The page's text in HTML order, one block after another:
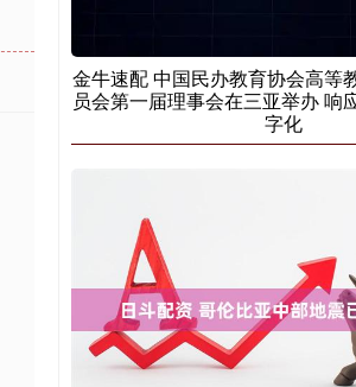
金牛速配 中国民办教育协会高等
员会第一届理事会在三亚举办 响
字化